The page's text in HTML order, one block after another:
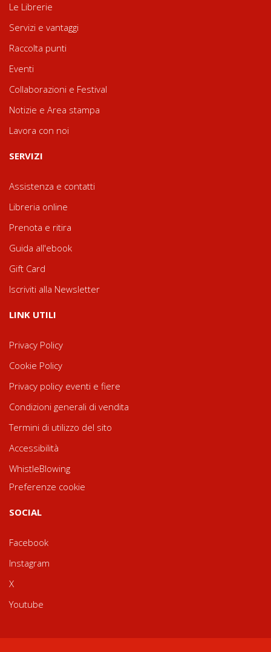
Le Librerie
Servizi e vantaggi
Raccolta punti
Eventi
Collaborazioni e Festival
Notizie e Area stampa
Lavora con noi
SERVIZI
Assistenza e contatti
Libreria online
Prenota e ritira
Guida all'ebook
Gift Card
Iscriviti alla Newsletter
LINK UTILI
Privacy Policy
Cookie Policy
Privacy policy eventi e fiere
Condizioni generali di vendita
Termini di utilizzo del sito
Accessibilità
WhistleBlowing
Preferenze cookie
SOCIAL
Facebook
Instagram
X
Youtube